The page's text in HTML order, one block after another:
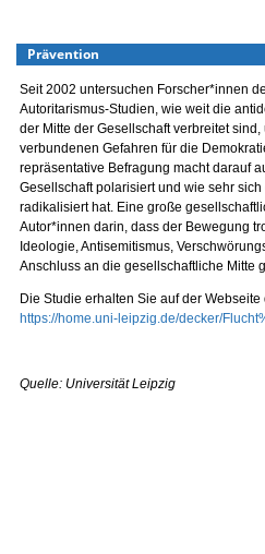
Prävention
Seit 2002 untersuchen Forscher*innen
Autoritarismus-Studien, wie weit die
der Mitte der Gesellschaft verbreitet
verbundenen Gefahren für die
repräsentative Befragung macht darauf
Gesellschaft polarisiert und wie sehr
radikalisiert hat. Eine große
Autor*innen darin, dass der Bewegung
Ideologie, Antisemitismus,
Anschluss an die gesellschaftliche Mitte
Die Studie erhalten Sie auf der
https://home.uni-leipzig.de/decker/
Quelle: Universität Leipzig